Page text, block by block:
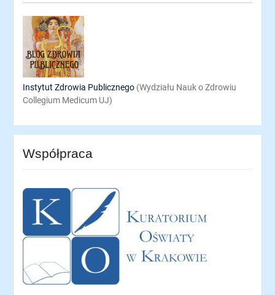
Instytut Zdrowia Publicznego(Wydziału Nauk o Zdrowiu
Collegium Medicum UJ)
Współpraca